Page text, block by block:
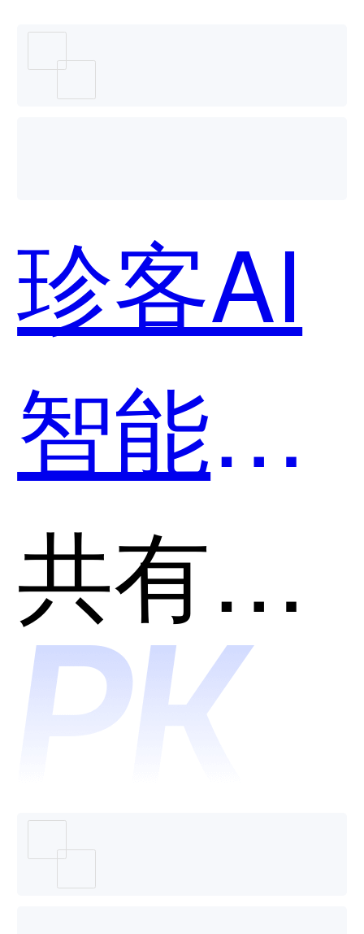
Neocrm
销售易-
销售云
哪个好
用？
珍客AI
智能
CRM系
统和迈
富时AI
共有分类：智能销售自动化管理系统(SFA)